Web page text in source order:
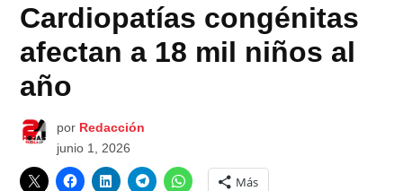
Cardiopatías congénitas
afectan a 18 mil niños al
año
por Redacción
junio 1, 2026
Más